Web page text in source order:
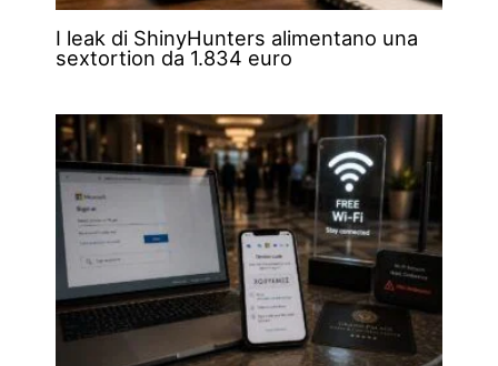
I leak di ShinyHunters alimentano una
sextortion da 1.834 euro